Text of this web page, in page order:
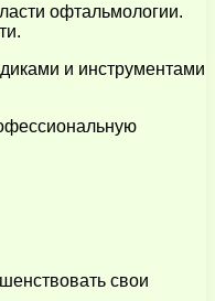
офтальмологии.
и инструментами
свои